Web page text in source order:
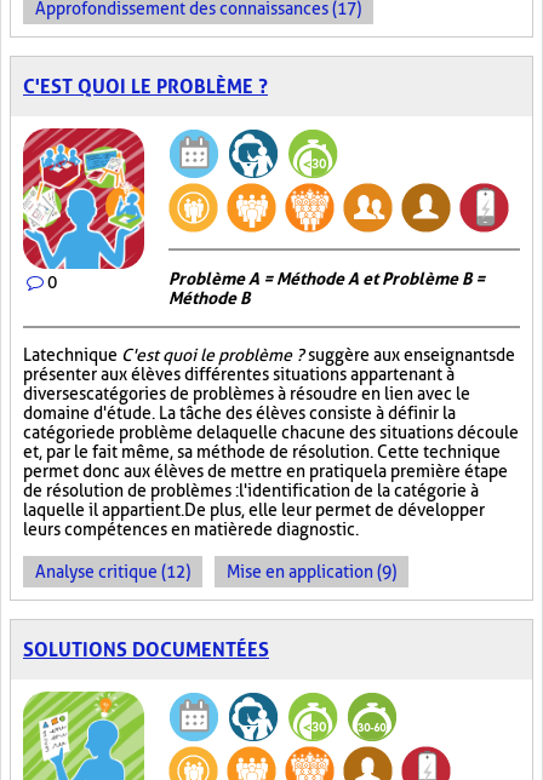
Approfondissement des connaissances (17)
C'EST QUOI LE PROBLÈME ?
0
Problème A = Méthode A et Problème B =
Méthode B
La technique C'est quoi le problème ?suggère aux enseignants de
présenter aux élèves différentes situations appartenant à
diverses catégories de problèmes à résoudre en lien avec le
domaine d'étude. La tâche des élèves consiste à définir la
catégorie de problème de laquelle chacune des situations découle
et, par le fait même, sa méthode de résolution. Cette technique
permet donc aux élèves de mettre en pratique la première étape
de résolution de problèmes : l'identification de la catégorie à
laquelle il appartient. De plus, elle leur permet de développer
leurs compétences en matière de diagnostic.
Analyse critique (12) Mise en application (9)
SOLUTIONS DOCUMENTÉES